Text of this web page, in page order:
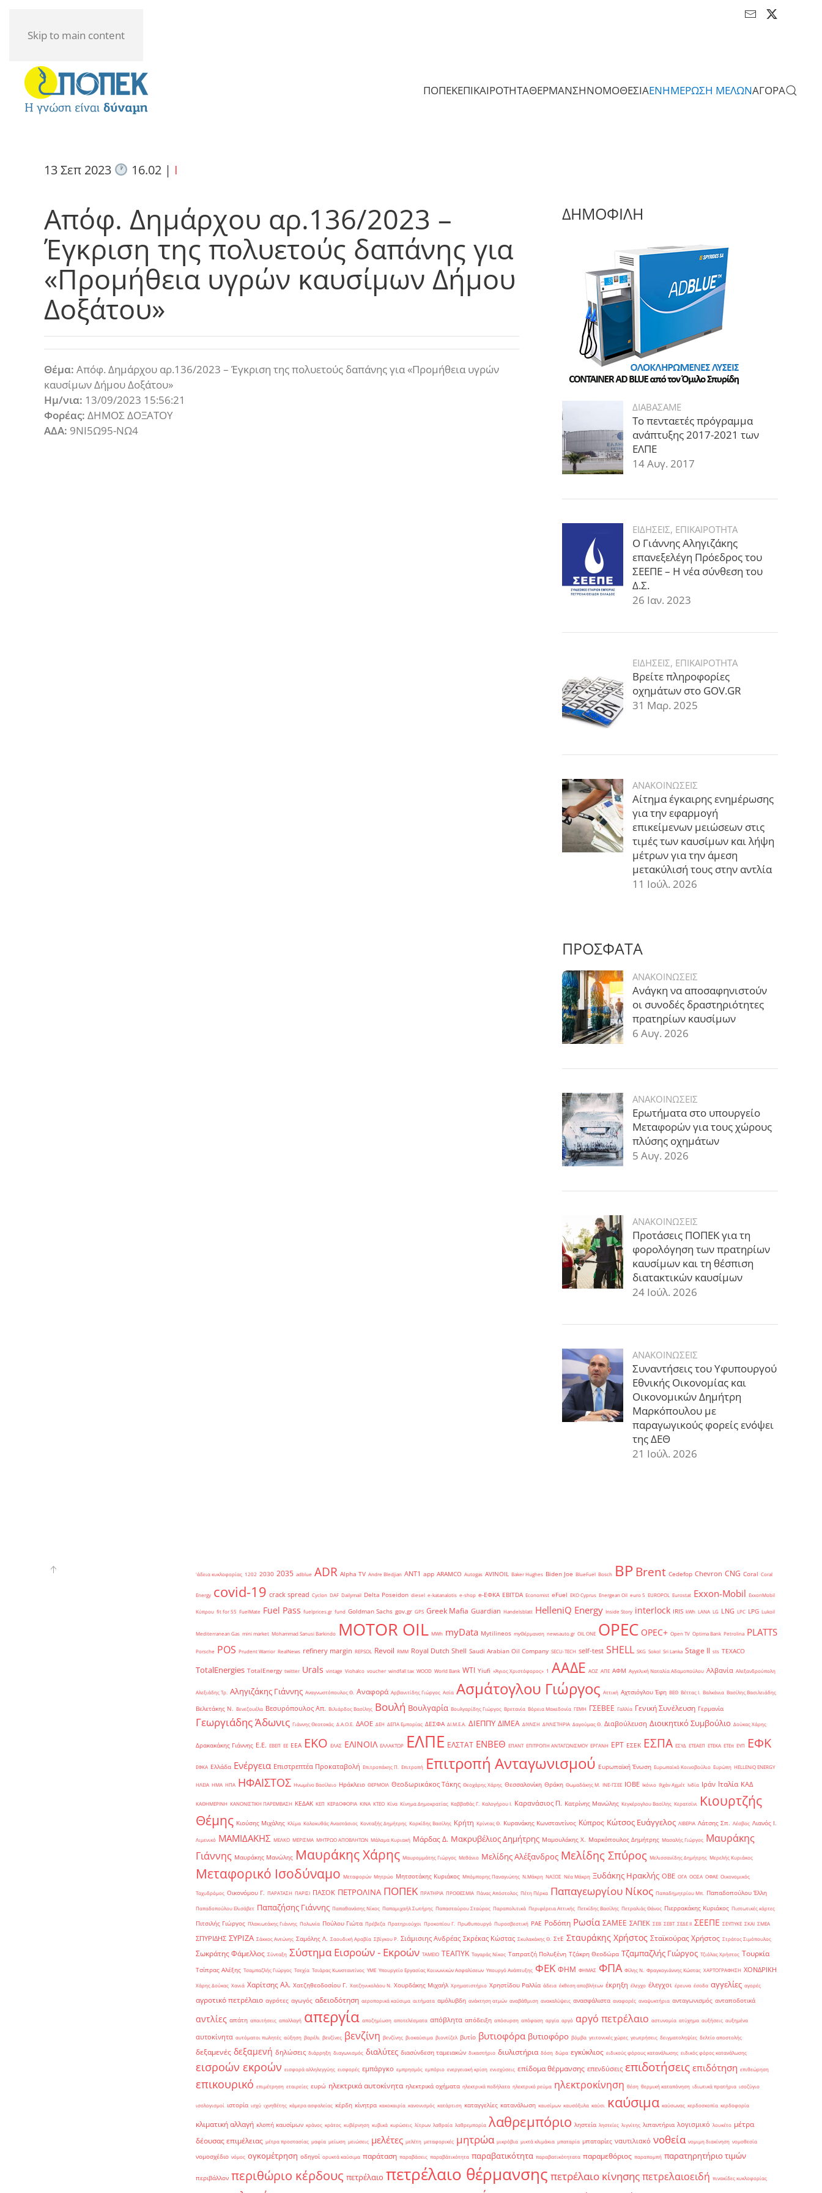
Skip to main content
ΠΟΠΕΚΕΠΙΚΑΙΡΟΤΗΤΑΘΕΡΜΑΝΣΗΝΟΜΟΘΕΣΙΑΕΝΗΜΕΡΩΣΗ ΜΕΛΩΝΑΓΟΡΑ
13 Σεπ 2023 16.02| I
Απόφ. Δημάρχου αρ.136/2023 –
Έγκριση της πολυετούς δαπάνης για
«Προμήθεια υγρών καυσίμων Δήμου
Δοξάτου»
Θέμα: Απόφ. Δημάρχου αρ.136/2023 – Έγκριση της πολυετούς δαπάνης για «Προμήθεια υγρών
καυσίμων Δήμου Δοξάτου»
Ημ/νια: 13/09/2023 15:56:21
Φορέας: ΔΗΜΟΣ ΔΟΞΑΤΟΥ
ΑΔΑ: 9ΝΙ5Ω95-ΝΩ4
ΔΗΜΟΦΙΛΗ
ΔΙΑΒΑΣΑΜΕ
Το πενταετές πρόγραμμα
ανάπτυξης 2017-2021 των
ΕΛΠΕ
14 Αυγ. 2017
ΕΙΔΗΣΕΙΣ, ΕΠΙΚΑΙΡΟΤΗΤΑ
Ο Γιάννης Αληγιζάκης
επανεξελέγη Πρόεδρος του
ΣΕΕΠΕ – Η νέα σύνθεση του
Δ.Σ.
26 Ιαν. 2023
ΕΙΔΗΣΕΙΣ, ΕΠΙΚΑΙΡΟΤΗΤΑ
Βρείτε πληροφορίες
οχημάτων στο GOV.GR
31 Μαρ. 2025
ΑΝΑΚΟΙΝΩΣΕΙΣ
Αίτημα έγκαιρης ενημέρωσης
για την εφαρμογή
επικείμενων μειώσεων στις
τιμές των καυσίμων και λήψη
μέτρων για την άμεση
μετακύλισή τους στην αντλία
11 Ιούλ. 2026
ΠΡΟΣΦΑΤΑ
ΑΝΑΚΟΙΝΩΣΕΙΣ
Ανάγκη να αποσαφηνιστούν
οι συνοδές δραστηριότητες
πρατηρίων καυσίμων
6 Αυγ. 2026
ΑΝΑΚΟΙΝΩΣΕΙΣ
Ερωτήματα στο υπουργείο
Μεταφορών για τους χώρους
πλύσης οχημάτων
5 Αυγ. 2026
ΑΝΑΚΟΙΝΩΣΕΙΣ
Προτάσεις ΠΟΠΕΚ για τη
φορολόγηση των πρατηρίων
καυσίμων και τη θέσπιση
διατακτικών καυσίμων
24 Ιούλ. 2026
ΑΝΑΚΟΙΝΩΣΕΙΣ
Συναντήσεις του Υφυπουργού
Εθνικής Οικονομίας και
Οικονομικών Δημήτρη
Μαρκόπουλου με
παραγωγικούς φορείς ενόψει
της ΔΕΘ
21 Ιούλ. 2026
'άδεια κυκλοφορίας 1202 2030 2035 adblue ADR Alpha TV Andre Bledjian ANT1 app ARAMCO Autogas AVINOIL Baker Hughes Biden Joe BlueFuel Bosch BPBrent Cedefop Chevron CNG Coral Coral
Energy covid-19 crack spread Cyclon DAF Dailymail Delta Poseidon diesel e-katanalotis e-shop e-ΕΦΚΑ EBITDA Economist eFuel EKO Cyprus Energean Oil euro 5 EUROPOL Eurostat Exxon-Mobil ExxonMobil
Κύπρου fit for 55 FuelMate Fuel Pass fuelprices.gr fund Goldman Sachs gov.gr GPS Greek Mafia Guardian Handelsblatt HelleniQ Energy Inside Story interlock IRIS kWh LANA LG LNG LPC LPG Lukoil
Mediterranean Gas mini market Mohammad Sanusi Barkindo MOTOR OIL MWh myData Mytilineos myΘέρμανση newsauto.gr OIL ONE OPEC OPEC+ Open TV Optima Bank Petrolina PLATTS
Porsche POS Prudent Warrior RealNews refinery margin REPSOL Revoil RMM Royal Dutch Shell Saudi Arabian Oil Company SECU-TECH self-test SHELL SKG Sokol Sri Lanka Stage II sts TEXACO
TotalEnergies TotalEnergy twitter Urals vintage Viohalco voucher windfall tax WOOD World Bank WTI Yiufi «Άγιος Χριστόφορος» ΄1 ΑΑΔΕ ΑΟΖ ΑΠΕ ΑΦΜ Αγγελική Ναταλία Αδαμοπούλου Αλβανία Αλεξανδρούπολη
Αλεξιάδης Τρ. Αληγιζάκης Γιάννης Αναγνωστόπουλος Θ. Αναφορά Αρβανιτίδης Γιώργος Ασία Ασμάτογλου Γιώργος Αττική Αχτσιόγλου Έφη ΒΕΘ Βέττας Ι. Βαλκάνια Βασίλης Βασιλειάδης
Βελετάκης Ν. Βενεζουέλα Βεσυρόπουλος Απ. Βιλιάρδος Βασίλης Βουλή Βουλγαρία Βουλγαρίδης Γιώργος Βρετανία Βόρεια Μακεδονία ΓΕΜΗ ΓΣΕΒΕΕ Γαλλία Γενική Συνέλευση Γερμανία
Γεωργιάδης Άδωνις Γιάννης Θεοτοκάς Δ.Α.Ο.Ε. ΔΑΟΕ ΔΕΗ ΔΕΠΑ Εμπορίας ΔΕΣΦΑ ΔΙ.Μ.Ε.Α. ΔΙΕΠΠΥ ΔΙΜΕΑ ΔΙΥΛΙΣΗ ΔΙΥΛΙΣΤΗΡΙΑ Δαγούμας Θ. Διαβούλευση Διοικητικό Συμβούλιο Δούκας Χάρης
Δρακακάκης Γιάννης Ε.Ε. ΕΒΕΠ ΕΕ ΕΕΑ ΕΚΟ ΕΛΑΣ ΕΛΙΝΟΙΛ ΕΛΛΑΚΤΩΡ ΕΛΠΕ ΕΛΣΤΑΤ ΕΝΒΕΘ ΕΠΑΝΤ ΕΠΙΤΡΟΠΗ ΑΝΤΑΓΩΝΙΣΜΟΥ ΕΡΓΑΝΗ ΕΡΤ ΕΣΕΚ ΕΣΠΑ ΕΣΥΔ ΕΤΕΑΕΠ ΕΤΕΚΑ ΕΤΕπ ΕΥΠ ΕΦΚ
ΕΦΚΑ Ελλάδα Ενέργεια Επιστρεπτέα Προκαταβολή Επιτροπάκης Π. Επιτροπή Επιτροπή Ανταγωνισμού Ευρωπαϊκή Ένωση Ευρωπαϊκό Κοινοβούλιο Ευρώπη ΗELLENiQ ENERGY
ΗΛΕΙΑ ΗΜΑ ΗΠΑ ΗΦΑΙΣΤΟΣ Ηνωμένο Βασίλειο Ηράκλειο ΘΕΡΜΟΙΛ Θεοδωρικάκος Τάκης Θεοχάρης Χάρης Θεσσαλονίκη Θράκη Θωμαδάκης Μ. ΙΝΕ-ΓΣΕΕ ΙΟΒΕ Ικόνιο Ιλχάν Αχμέτ Ινδία Ιράν Ιταλία ΚΑΔ
ΚΑΘΗΜΕΡΙΝΗ ΚΑΝΟΝΙΣΤΙΚΗ ΠΑΡΕΜΒΑΣΗ ΚΕΔΑΚ ΚΕΠ ΚΕΡΔΟΦΟΡΙΑ ΚΙΝΑ ΚΤΕΟ Κίνα Κίνημα Δημοκρατίας Καββαθάς Γ. Καλογήρου Ι. Καρανάσιος Π. Κατρίνης Μανώλης Κεγκέρογλου Βασίλης Κερατσίνι
Κιουρτζής
Θέμης Κιούσης Μιχάλης Κλίμα Κολοκυθάς Αναστάσιος Κονταξής Δημήτρης Κορκίδης Βασίλης Κρήτη Κρίντας Θ. Κυρανάκης Κωνσταντίνος Κύπρος Κώτσος Ευάγγελος ΛΙΒΕΡΙΑ Λάτσης Σπ. Λέσβος Λιανός Ι.
Λιμενικό ΜΑΜΙΔΑΚΗΣ ΜΕΛΚΟ ΜΕΡΙΣΜΑ ΜΗΤΡΩΟ ΑΠΟΒΛΗΤΩΝ Μάλαμα Κυριακή Μάρδας Δ. Μακρυβέλιος Δημήτρης Μαμουλάκης Χ. Μαρκόπουλος Δημήτρης Μασαλής Γιώργος Μαυράκης
Γιάννης Μαυράκης Μανώλης Μαυράκης Χάρης Μαυρομμάτης Γιώργος Μεθάνιο Μελίδης Αλέξανδρος Μελίδης Σπύρος Μελισσανίδης Δημήτρης Μερελής Κυριάκος
Μεταφορικό Ισοδύναμο Μεταφορών Μητρώο Μητσοτάκης Κυριάκος Μπόμπορης Παναγιώτης Ν.Μάκρη ΝΑΞΟΣ Νέα Μάκρη Ξυδάκης Ηρακλής ΟΒΕ ΟΓΑ ΟΟΣΑ ΟΦΑΕ Οικονομικός
Ταχυδρόμος Οικονόμου Γ. ΠΑΡΑΤΑΣΗ ΠΑΡΙΣΙ ΠΑΣΟΚ ΠΕΤΡΟΛΙΝΑ ΠΟΠΕΚ ΠΡΑΤΗΡΙΑ ΠΡΟΘΕΣΜΙΑ Πάνας Απόστολος Πέτη Πέρκα Παπαγεωργίου Νίκος Παπαδημητρίου Μπ. Παπαδοπούλου Έλλη
Παπαδοπούλου Ελισάβετ Παπαζήσης Γιάννης Παπαθανάσης Νίκος Παπαμιχαήλ Σωτήρης Παπασταύρου Σταύρος Παραπολιτικά Περιφέρεια Αττικής Πετκίδης Βασίλης Πετραλιάς Θάνος Πιερρακάκης Κυριάκος Πιστωτικές κάρτες
Πιτσιλής Γιώργος Πλακιωτάκης Γιάννης Πολωνία Πούλου Γιώτα Πρέβεζα Πρατηριούχοι Προκοπίου Γ. Πρωθυπουργό Πυροσβεστική ΡΑΕ Ροδόπη Ρωσία ΣΑΜΕΕ ΣΑΠΕΚ ΣΕΒ ΣΕΒΤ ΣΕΔΕ ΙΙ ΣΕΕΠΕ ΣΕΥΠΥΚΕ ΣΚΑΙ ΣΜΕΑ
ΣΠΥΡΙΔΗΣ ΣΥΡΙΖΑ Σάκκος Αντώνης Σαμόλης Λ. Σαουδική Αραβία Σβίγκου Ρ. Σιάμισιης Ανδρέας Σκρέκας Κώστας Σκυλακάκης Θ. ΣτΕ Σταυράκης Χρήστος Σταϊκούρας Χρήστος Στράτος Σιμόπουλος
Σωκράτης Φάμελλος Σύνταξη Σύστημα Εισροών - Εκροών ΤΑΜΕΙΟ ΤΕΑΠΥΚ Ταγαράς Νίκος Ταπρατζή Πολυξένη Τζάκρη Θεοδώρα Τζαμπαζλής Γιώργος Τζιόλας Χρήστος Τουρκία
Τσίπρας Αλέξης Τσαμπαζλής Γιώργος Τσεχία Τσιάρας Κωνσταντίνος ΥΜΕ Υπουργείο Εργασίας Κοινωνικών Ασφαλίσεων Υπουργό Ανάπτυξης ΦΕΚ ΦΗΜ ΦΗΜΑΣ ΦΠΑ Φίλης Ν. Φραγκογιάννης Κώστας ΧΑΡΤΟΓΡΑΦΗΣΗ ΧΟΝΔΡΙΚΗ
Χάρης Δούκας Χανιά Χαρίτσης Αλ. Χατζηθεοδοσίου Γ. Χατζηνικολάου Ν. Χουρδάκης Μιχαήλ Χρηματιστήριο Χρηστίδου Ραλλία άδεια έκθεση αποβλήτων έκρηξη έλεγχο έλεγχοι έρευνα έσοδα αγγελίες αγορές
αγροτικό πετρέλαιο αγρότες αγωγός αδειοδότηση αεροπορικά καύσιμα αιτήματα αμόλυβδη ανάκτηση ατμών αναβάθμιση ανακαλύψεις ανασφάλιστα αναφορές αναψυκτήρια ανταγωνισμός ανταποδοτικά
αντλίες απάτη απαιτήσεις απαλλαγή απεργία αποζημίωση αποτελέσματα απόβλητα απόδειξη απόσυρση απόφαση αργία αργό αργό πετρέλαιο αστυνομία ατύχημα αυξήσεις αυξημένα
αυτοκίνητα αυτόματοι πωλητές αύξηση βαρέλι βενζίνες βενζίνη βενζίνης βιοκαύσιμα βιοντίζελ βυτίο βυτιοφόρα βυτιοφόρο βόμβα γειτονικές χώρες γεωτρήσεις δειγματοληψίες δελτίο αποστολής
δεξαμενές δεξαμενή δηλώσεις διάρρηξη διαγωνισμός διαλύτες διασύνδεση ταμειακών δικαστήριο διυλιστήρια δόση δώρα εγκύκλιος ειδικούς φόρους κατανάλωσης ειδικός φόρος κατανάλωσης
εισροών εκροών εισφορά αλληλεγγύης εισφορές εμπάργκο εμπρησμός εμπόριο ενεργειακή κρίση ενισχύσεις επίδομα θέρμανσης επενδύσεις επιδοτήσεις επιδότηση επιθεώρηση
επικουρικό επιμέτρηση εταιρείες ευρώ ηλεκτρικά αυτοκίνητα ηλεκτρικά οχήματα ηλεκτρικά ποδήλατα ηλεκτρικό ρεύμα ηλεκτροκίνηση θέση θερμική καταπόνηση ιδιωτικά πρατήρια ισοζύγιο
ισολογισμοί ιστορία ισχύ ιχνηθέτης κάμερα ασφαλείας κέρδη κίνητρα κακοκαιρία κανονισμός κατάρτιση καταγγελίες κατανάλωση καυσίμων καυσόξυλα καύσι καύσιμα καύσωνας κερδοσκοπία κερδοφορία
κλιματική αλλαγή κλοπή καυσίμων κράνος κράτος κυβέρνηση κυβικά κυρώσεις λίτρων λαθραία λαθρεμπορία λαθρεμπόριο ληστεία ληστείες λιγνίτης λιπαντήρια λογισμικό λουκέτο μέτρα
δέουσας επιμέλειας μέτρα προστασίας μαφία μείωση μειώσεις μελέτες μελέτη μεταφορικές μητρώα μικρόβια μικτά κλιμάκια μπαταρία μπαταρίες ναυτιλιακό νοθεία νομιμη διακίνηση νομοθεσία
νομοσχέδιο νόμος ογκομέτρηση οδηγοί ορυκτά καύσιμα παράταση παραβάσεις παραβάτικότητα παραβατικότητα παραβατικότητατα παραμεθόριος παραπομπή παρατηρητήριο τιμών
περιβάλλον περιθώριο κέρδους πετρέλαιο πετρέλαιο θέρμανσης πετρέλαιο κίνησηςπετρελαιοειδή πινακίδες κυκλοφορίας